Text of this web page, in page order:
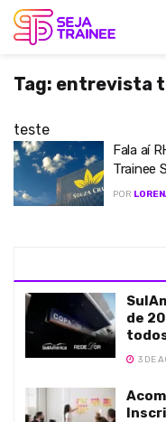
Tag: entrevista
teste
Fala aí
Trainee
POR
de
3 DE